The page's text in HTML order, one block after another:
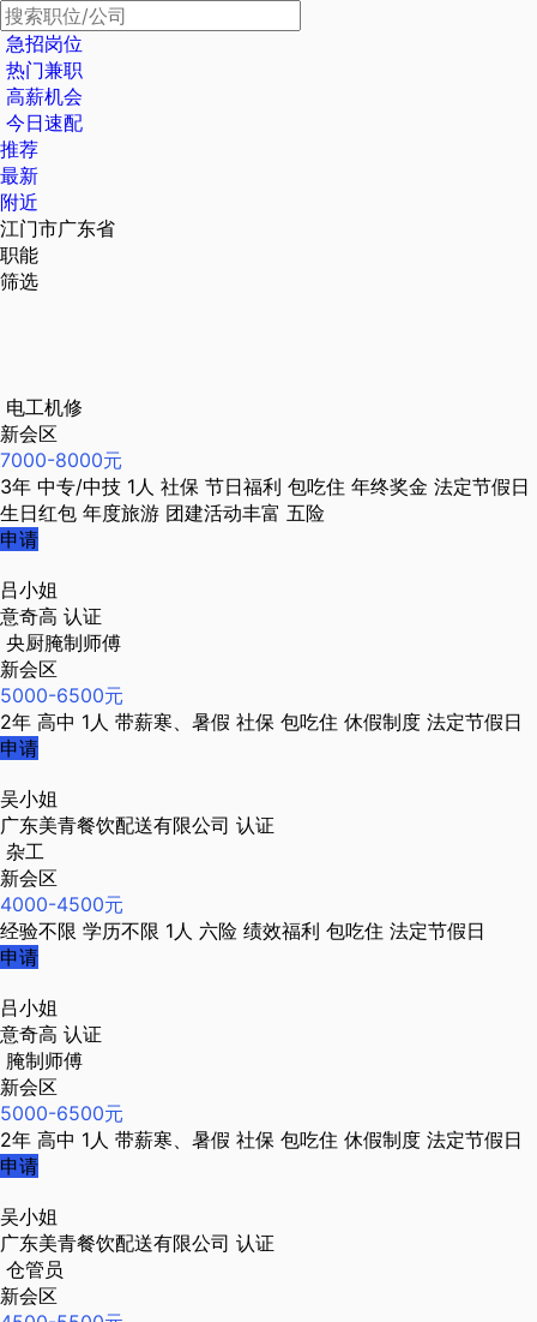
急招岗位
热门兼职
高薪机会
今日速配
推荐
最新
附近
江门市广东省
职能
筛选
电工机修
新会区
7000-8000元
3年 中专/中技 1人 社保 节日福利 包吃住 年终奖金 法定节假日
生日红包 年度旅游 团建活动丰富 五险
申请
吕小姐
意奇高 认证
央厨腌制师傅
新会区
5000-6500元
2年 高中 1人 带薪寒、暑假 社保 包吃住 休假制度 法定节假日
申请
吴小姐
广东美青餐饮配送有限公司 认证
杂工
新会区
4000-4500元
经验不限 学历不限 1人 六险 绩效福利 包吃住 法定节假日
申请
吕小姐
意奇高 认证
腌制师傅
新会区
5000-6500元
2年 高中 1人 带薪寒、暑假 社保 包吃住 休假制度 法定节假日
申请
吴小姐
广东美青餐饮配送有限公司 认证
仓管员
新会区